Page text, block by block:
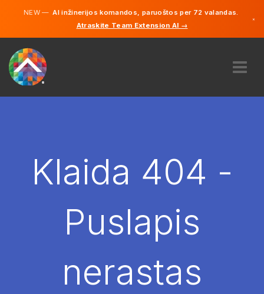
NEW —AI inžinerijos komandos, paruoštos per 72 valandas.
Atraskite Team Extension AI →
×
SAMDYTI
Anglų
Klaida 404 -
Puslapis
nerastas